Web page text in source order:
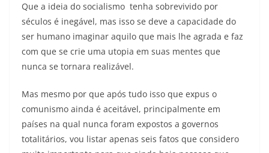
Que a ideia do socialismo tenha sobrevivido por
séculos é inegável, mas isso se deve a capacidade do
ser humano imaginar aquilo que mais lhe agrada e faz
com que se crie uma utopia em suas mentes que
nunca se tornara realizável.
Mas mesmo por que após tudo isso que expus o
comunismo ainda é aceitável, principalmente em
países na qual nunca foram expostos a governos
totalitários, vou listar apenas seis fatos que considero